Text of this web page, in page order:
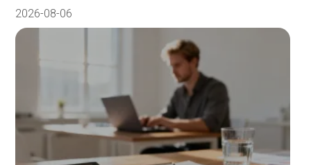
2026-08-06